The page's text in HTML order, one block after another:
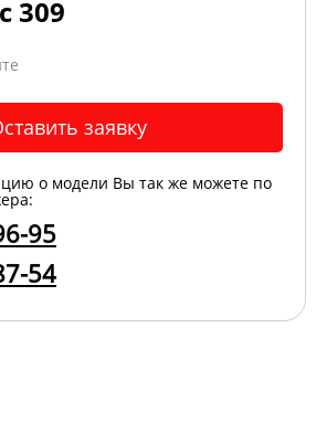
309
заявку
о модели Вы так же можете по
95
54